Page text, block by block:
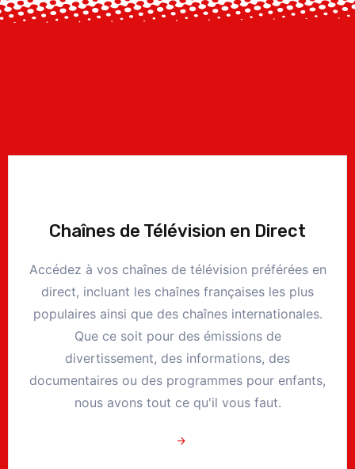
Chaînes de Télévision en Direct
Accédez à vos chaînes de télévision préférées en
direct, incluant les chaînes françaises les plus
populaires ainsi que des chaînes internationales.
Que ce soit pour des émissions de
divertissement, des informations, des
documentaires ou des programmes pour enfants,
nous avons tout ce qu'il vous faut.